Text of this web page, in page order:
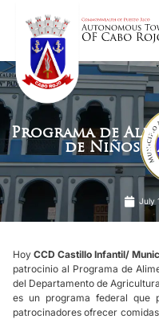
Programa de
de Niños y
July
HoyCCD Castillo Infantil/
patrocinio al Programa de
del Departamento de
es un programa federal que
patrocinadores ofrecer